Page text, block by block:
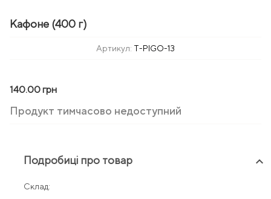
Кафоне (400 г)
Артикул: T-PIGO-13
140.00 грн
Продукт тимчасово недоступний
Подробиці про товар keyboard_arrow_up
Склад: